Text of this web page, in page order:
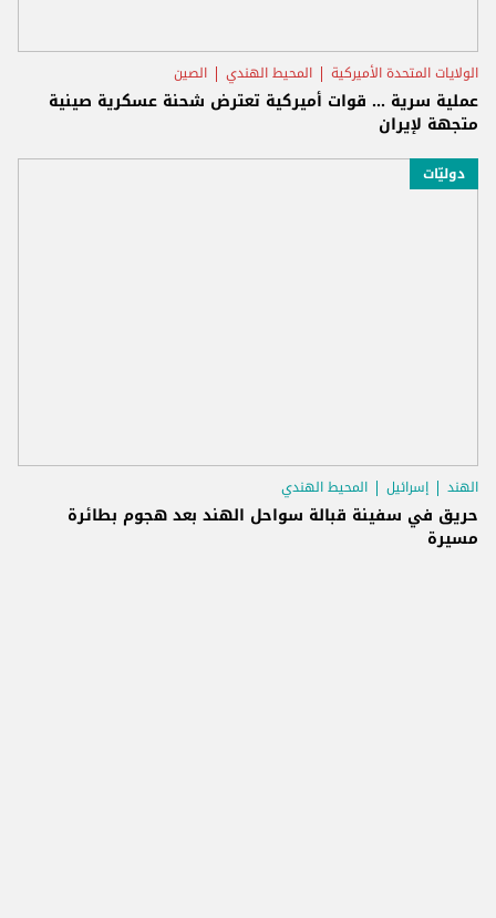
الولايات المتحدة الأميركية المحيط الهندي الصين
عملية سرية ... قوات أميركية تعترض شحنة عسكرية صينية
متجهة لإيران
دوليّات
الهند إسرائيل المحيط الهندي
حريق في سفينة قبالة سواحل الهند بعد هجوم بطائرة
مسيرة